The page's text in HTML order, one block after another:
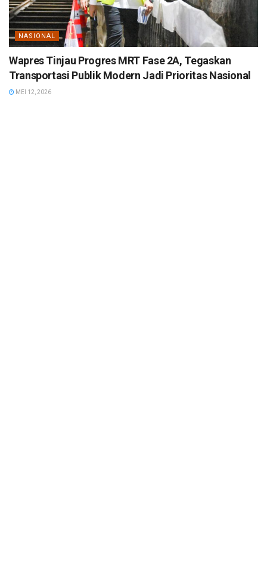
NASIONAL
Wapres Tinjau Progres MRT Fase 2A, Tegaskan
Transportasi Publik Modern Jadi Prioritas Nasional
MEI 12, 2026